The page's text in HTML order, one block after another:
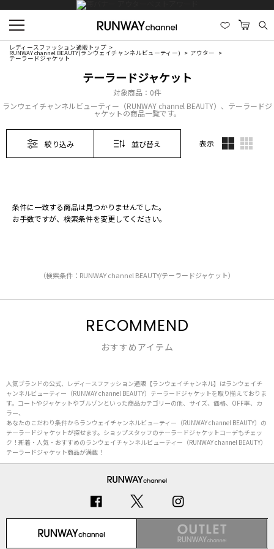
レディースファッション通販トップ
RUNWAY channel BEAUTY(ランウェイチャンネルビューティー) アウター
テーラードジャケット
テーラードジャケット
対象商品： 0件
ランウェイチャンネルビューティー（RUNWAY channel BEAUTY）、テーラードジ
ャケットの商品一覧です。
絞り込み 並び替え 表示
条件に一致する商品は見つかりませんでした。
お手数ですが、検索条件を変更してください。
（検索条件：RUNWAY channel BEAUTY/テーラードジャケット）
RECOMMEND
おすすめアイテム
人気ブランドの公式、レディースファッション通販【ランウェイチャンネル】はランウェイチ
ャンネルビューティー（RUNWAY channel BEAUTY）テーラードジャケットを取り揃えておりま
す。コートやジャケットやブルゾンといった商品カテゴリーの他、サイズ、価格、OFF率、カ
ラー、
あなたのこだわり条件からランウェイチャンネルビューティー（RUNWAY channel BEAUTY）の
テーラードジャケットが探せます。ショップスタッフのテーラードジャケットコーデもチェッ
ク！新着・人気・おすすめのランウェイチャンネルビューティー（RUNWAY channel BEAUTY）
テーラードジャケット商品が満載！